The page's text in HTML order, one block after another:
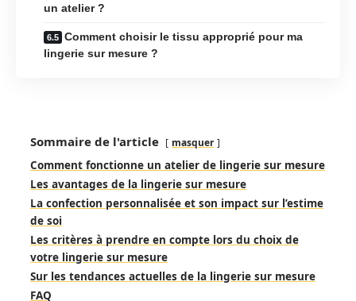
un atelier ?
Comment choisir le tissu approprié pour ma
lingerie sur mesure ?
Sommaire de l'article masquer
Comment fonctionne un atelier de lingerie sur mesure
Les avantages de la lingerie sur mesure
La confection personnalisée et son impact sur l’estime
de soi
Les critères à prendre en compte lors du choix de
votre lingerie sur mesure
Sur les tendances actuelles de la lingerie sur mesure
FAQ